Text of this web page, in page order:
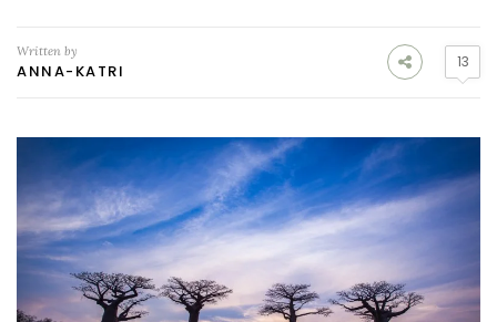
Written by
ANNA-KATRI 13